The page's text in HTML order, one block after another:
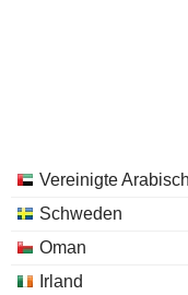
Vereinigte
Schweden
Oman
Irland